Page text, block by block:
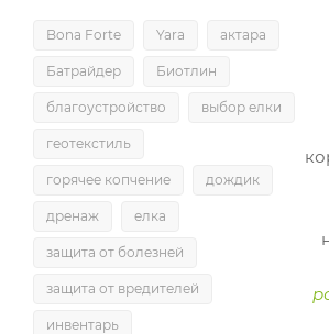
Bona Forte Yara актара
Батрайдер Биотлин
благоустройство выбор елки
геотекстиль
горячее копчение дождик
дренаж елка
защита от болезней
защита от вредителей
инвентарь